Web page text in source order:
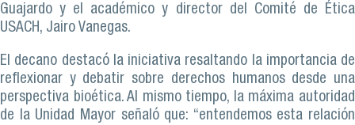
Guajardo y el académico y director del Comité de Ética
USACH, Jairo Vanegas.
El decano destacó la iniciativa resaltando la importancia de
reflexionar y debatir sobre derechos humanos desde una
perspectiva bioética. Al mismo tiempo, la máxima autoridad
de la Unidad Mayor señaló que: “entendemos esta relación